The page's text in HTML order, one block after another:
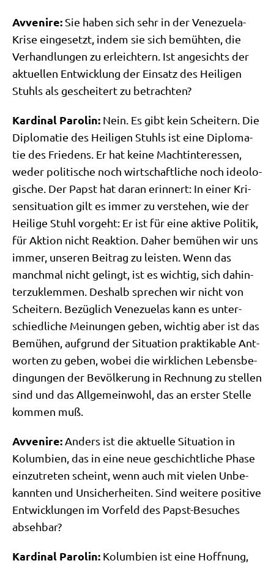
Avve­ni­re:Sie haben sich sehr in der Vene­zue­la-
Kri­se ein­ge­setzt, indem sie sich bemüh­ten, die
Ver­hand­lun­gen zu erleich­tern. Ist ange­sichts der
aktu­el­len Ent­wick­lung der Ein­satz des Hei­li­gen
Stuhls als geschei­tert zu betrachten?
Kar­di­nal Paro­lin: Nein. Es gibt kein Schei­tern. Die
Diplo­ma­tie des Hei­li­gen Stuhls ist eine Diplo­ma­
tie des Frie­dens. Er hat kei­ne Macht­in­ter­es­sen,
weder poli­ti­sche noch wirt­schaft­li­che noch ideo­lo­
gi­sche. Der Papst hat dar­an erin­nert: In einer Kri­
sen­si­tua­ti­on gilt es immer zu ver­ste­hen, wie der
Hei­li­ge Stuhl vor­geht: Er ist für eine akti­ve Poli­tik,
für Akti­on nicht Reak­ti­on. Daher bemü­hen wir uns
immer, unse­ren Bei­trag zu lei­sten. Wenn das
manch­mal nicht gelingt, ist es wich­tig, sich dahin­
ter­zu­klem­men. Des­halb spre­chen wir nicht von
Schei­tern. Bezüg­lich Vene­zue­las kann es unter­
schied­li­che Mei­nun­gen geben, wich­tig aber ist das
Bemü­hen, auf­grund der Situa­ti­on prak­ti­ka­ble Ant­
wor­ten zu geben, wobei die wirk­li­chen Lebens­be­
din­gun­gen der Bevöl­ke­rung in Rech­nung zu stel­len
sind und das All­ge­mein­wohl, das an erster Stel­le
kom­men muß.
Avve­ni­re:Anders ist die aktu­el­le Situa­ti­on in
Kolum­bi­en, das in eine neue geschicht­li­che Pha­se
ein­zu­tre­ten scheint, wenn auch mit vie­len Unbe­
kann­ten und Unsi­cher­hei­ten. Sind wei­te­re posi­ti­ve
Ent­wick­lun­gen im Vor­feld des Papst-Besu­ches
absehbar?
Kar­di­nal Paro­lin: Kolum­bi­en ist eine Hoff­nung,